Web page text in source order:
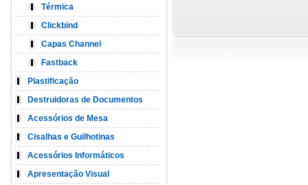
Térmica
Clickbind
Capas Channel
Fastback
Plastificação
Destruidoras de Documentos
Acessórios de Mesa
Cisalhas e Guilhotinas
Acessórios Informáticos
Apresentação Visual